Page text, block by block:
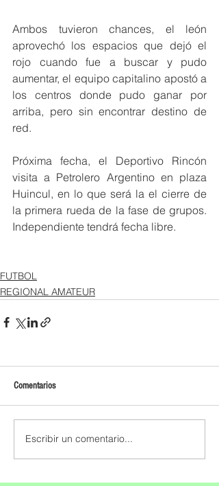
Ambos tuvieron chances, el león
aprovechó los espacios que dejó el
rojo cuando fue a buscar y pudo
aumentar, el equipo capitalino apostó a
los centros donde pudo ganar por
arriba, pero sin encontrar destino de
red.
Próxima fecha, el Deportivo Rincón
visita a Petrolero Argentino en plaza
Huincul, en lo que será la el cierre de
la primera rueda de la fase de grupos.
Independiente tendrá fecha libre.
FUTBOL
REGIONAL AMATEUR
Comentarios
Escribir un comentario...